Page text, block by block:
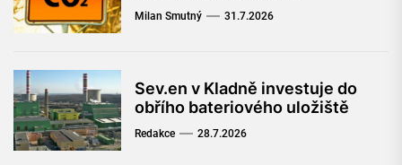
Milan Smutný 31.7.2026
Sev.en v Kladně investuje do
obřího bateriového uložiště
Redakce 28.7.2026